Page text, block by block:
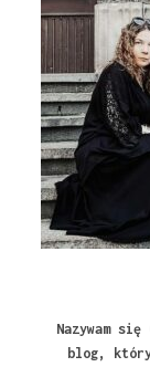
Nazywam
blog, który